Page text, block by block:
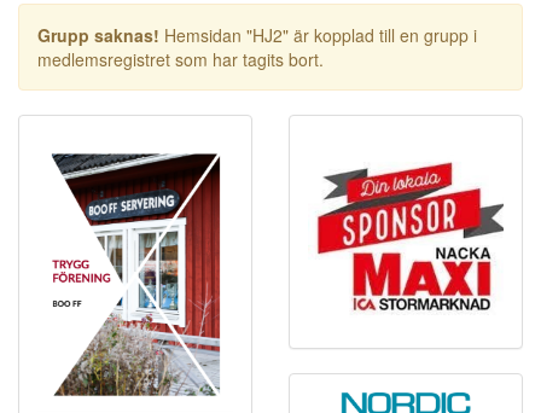
Grupp saknas! Hemsidan "HJ2" är kopplad till en grupp i
medlemsregistret som har tagits bort.